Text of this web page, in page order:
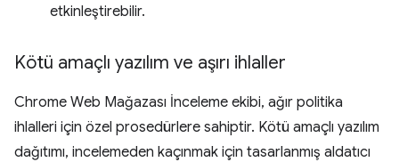
etkinleştirebilir.
Kötü amaçlı yazılım ve aşırı ihlaller
Chrome Web Mağazası İnceleme ekibi, ağır politika
ihlalleri için özel prosedürlere sahiptir. Kötü amaçlı yazılım
dağıtımı, incelemeden kaçınmak için tasarlanmış aldatıcı